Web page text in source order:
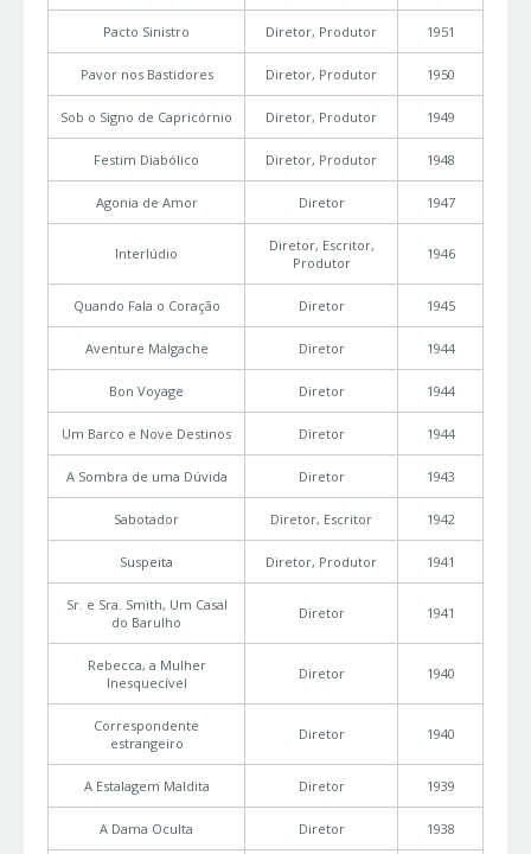
Pacto Sinistro Diretor, Produtor 1951
Pavor nos Bastidores Diretor, Produtor 1950
Sob o Signo de Capricórnio Diretor, Produtor 1949
Festim Diabólico Diretor, Produtor 1948
Agonia de Amor Diretor 1947
Interlúdio
Diretor, Escritor,
Produtor
1946
Quando Fala o Coração Diretor 1945
Aventure Malgache Diretor 1944
Bon Voyage Diretor 1944
Um Barco e Nove Destinos Diretor 1944
A Sombra de uma Dúvida Diretor 1943
Sabotador Diretor, Escritor 1942
Suspeita Diretor, Produtor 1941
Sr. e Sra. Smith, Um Casal
do Barulho
Diretor 1941
Rebecca, a Mulher
Inesquecível
Diretor 1940
Correspondente
estrangeiro
Diretor 1940
A Estalagem Maldita Diretor 1939
A Dama Oculta Diretor 1938